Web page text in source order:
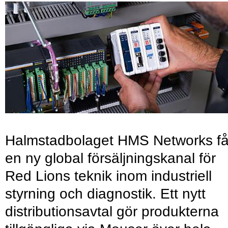
Halmstadbolaget HMS Networks
en ny global försäljningskanal för
Red Lions teknik inom industriell
styrning och diagnostik. Ett nytt
distributionsavtal gör produkterna